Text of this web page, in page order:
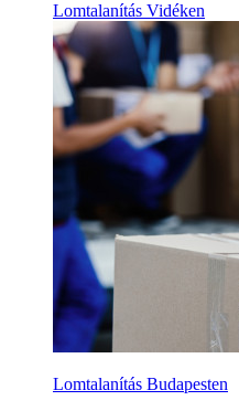
Lomtalanítás Vidéken
Lomtalanítás Budapesten